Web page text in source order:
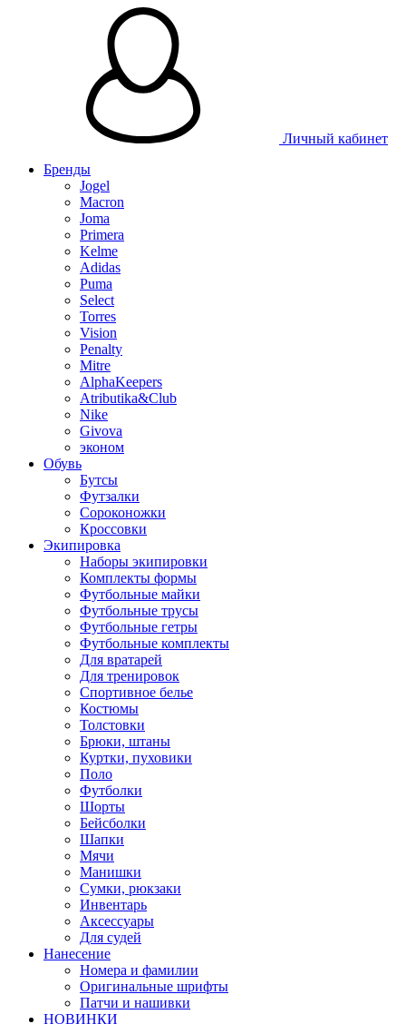
Личный кабинет
Бренды
Jogel
Macron
Joma
Primera
Kelme
Adidas
Puma
Select
Torres
Vision
Penalty
Mitre
AlphaKeepers
Atributika&Club
Nike
Givova
эконом
Обувь
Бутсы
Футзалки
Сороконожки
Кроссовки
Экипировка
Наборы экипировки
Комплекты формы
Футбольные майки
Футбольные трусы
Футбольные гетры
Футбольные комплекты
Для вратарей
Для тренировок
Спортивное белье
Костюмы
Толстовки
Брюки, штаны
Куртки, пуховики
Поло
Футболки
Шорты
Бейсболки
Шапки
Мячи
Манишки
Сумки, рюкзаки
Инвентарь
Аксессуары
Для судей
Нанесение
Номера и фамилии
Оригинальные шрифты
Патчи и нашивки
НОВИНКИ
Таблица размеров